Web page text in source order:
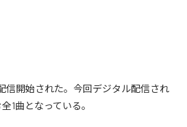
信開始された。今回デジタル配信され
1曲となっている。